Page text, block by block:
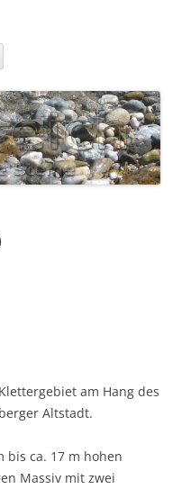
am Hang des
Altstadt.
bis ca. 17 m hohen
Massiv mit zwei